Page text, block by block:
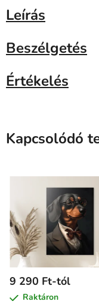
Leírás
Beszélgetés
Értékelés
Kapcsolódó
9 290 Ft-tól
Raktáron